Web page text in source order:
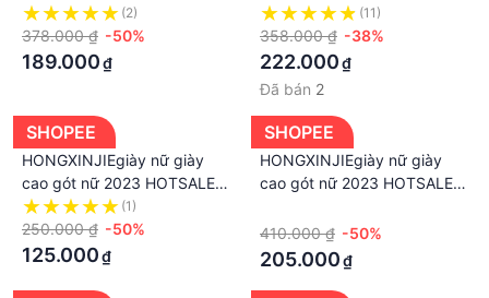
Xu hướng thời trang 072424
(2)
378.000 ₫ -50%
189.000₫
Xu hướng thời trang 072402
(11)
358.000 ₫ -38%
222.000₫
Đã bán 2
SHOPEE
HONGXINJIEgiày nữ giày
cao gót nữ 2023 HOTSALE
Xu hướng thời trang 072407
(1)
250.000 ₫ -50%
125.000₫
SHOPEE
HONGXINJIEgiày nữ giày
cao gót nữ 2023 HOTSALE
410.000 ₫ -50%
205.000₫